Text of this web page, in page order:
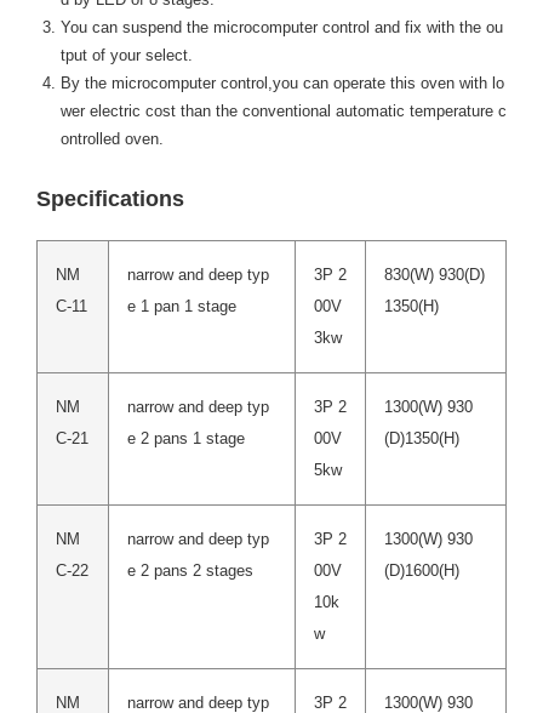
You can suspend the microcomputer control and fix with the ou
tput of your select.
By the microcomputer control,you can operate this oven with lo
wer electric cost than the conventional automatic temperature c
ontrolled oven.
Specifications
NM
C-11
narrow and deep typ
e 1 pan 1 stage
3P 2
00V
3kw
830(W) 930(D)
1350(H)
NM
C-21
narrow and deep typ
e 2 pans 1 stage
3P 2
00V
5kw
1300(W) 930
(D)1350(H)
NM
C-22
narrow and deep typ
e 2 pans 2 stages
3P 2
00V
10k
w
1300(W) 930
(D)1600(H)
NM
narrow and deep typ
3P 2
1300(W) 930